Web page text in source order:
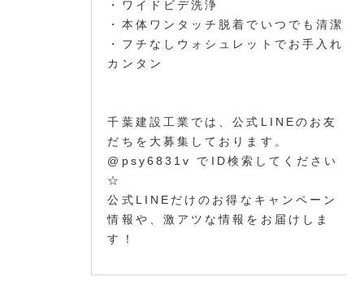
・ワイドビデ洗浄
・本体ワンタッチ脱着でいつでも清潔
・フチなしウォシュレットでお手入れ
カンタン
千葉建設工業では、公式LINEのお友
だちを大募集しております。
@psy6831v でID検索してください
☆
公式LINEだけのお得なキャンペーン
情報や、激アツな情報をお届けしま
す！